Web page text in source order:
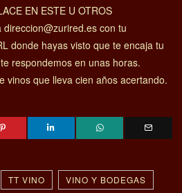
EN ESTE U OTROS
con tu
donde hayas visto que te encaja tu
respondemos en unas horas.
vinos que lleva cien años acertando.
TT VINO VINO Y BODEGAS